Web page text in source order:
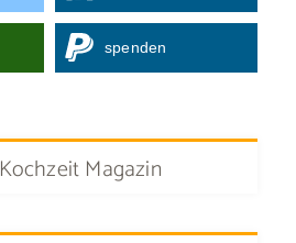
spenden
Kochzeit Magazin